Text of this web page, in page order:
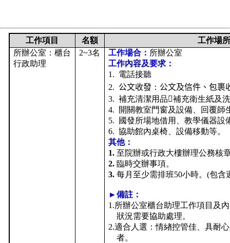
介
本
所
工作項目 名額
工作場
所辦公室：櫃台
行政助理
2~3名 工作場合： 所辦公室
工作內容及要求：
1. 電話接聽
2. 公文收發： 公文及信件、包裹
3. 補充清潔用品補充衛生紙及
4.
開關教室門窗及設備、回覆師
5.
國發所場地借用、教學儀器設
6. 協助館內桌椅、設備移動等。
其他：
1. 至院辦或行政大樓辦理公務核
2. 臨時交辦事項。
3. 每月至少需排班50小時。 (包含
►備註：
1.所辦公室櫃台助理工作項目及
狀況需要協助處理。
2.適合人選：情緖控管佳、具耐
者。